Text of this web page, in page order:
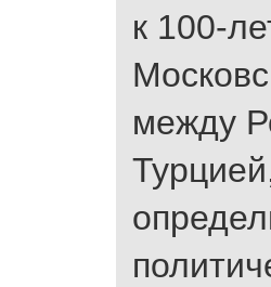
к 100-
между